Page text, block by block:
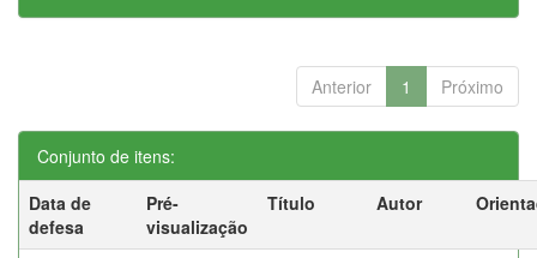
Anterior 1 Próximo
Conjunto de itens:
Data de
defesa
Pré-
visualização
Título Autor